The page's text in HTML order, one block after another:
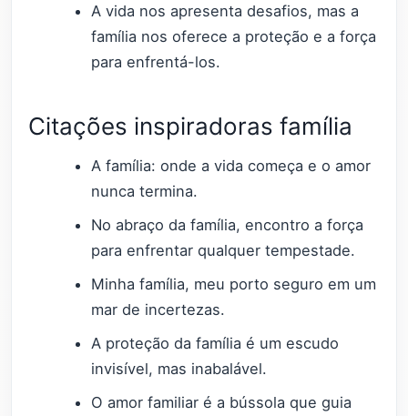
A vida nos apresenta desafios, mas a
família nos oferece a proteção e a força
para enfrentá-los.
Citações inspiradoras família
A família: onde a vida começa e o amor
nunca termina.
No abraço da família, encontro a força
para enfrentar qualquer tempestade.
Minha família, meu porto seguro em um
mar de incertezas.
A proteção da família é um escudo
invisível, mas inabalável.
O amor familiar é a bússola que guia